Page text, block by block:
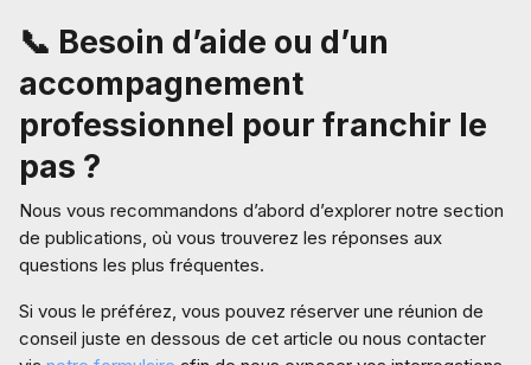
📞 Besoin d’aide ou d’un
accompagnement
professionnel pour franchir le
pas ?
Nous vous recommandons d’abord d’explorer notre section
de publications, où vous trouverez les réponses aux
questions les plus fréquentes.
Si vous le préférez, vous pouvez réserver une réunion de
conseil juste en dessous de cet article ou nous contacter